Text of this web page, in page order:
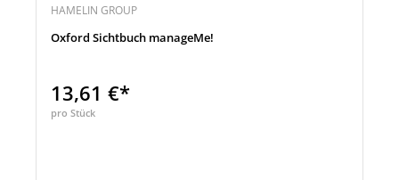
HAMELIN GROUP
Oxford Sichtbuch manageMe!
13,61 €*
pro Stück